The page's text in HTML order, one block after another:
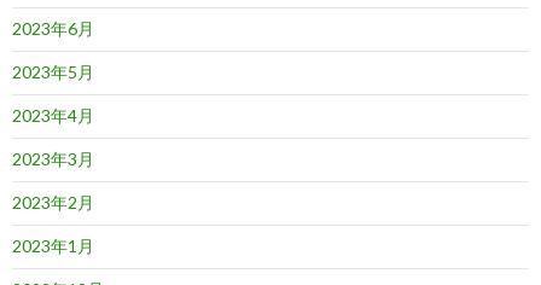
2023年6月
2023年5月
2023年4月
2023年3月
2023年2月
2023年1月